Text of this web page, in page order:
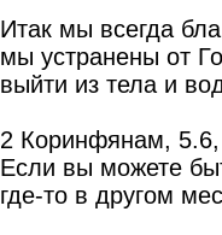
Итак мы всегда
мы устранены от
выйти из тела и
2 Коринфянам,
Если вы можете
где-то в другом